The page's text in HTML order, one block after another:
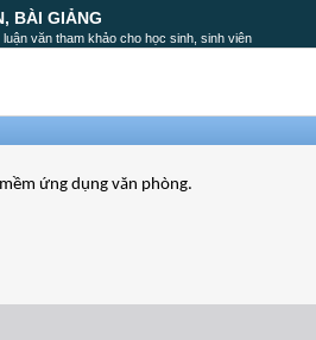
BÀI GIẢNG
văn tham khảo cho học sinh, sinh viên
ứng dụng văn phòng.